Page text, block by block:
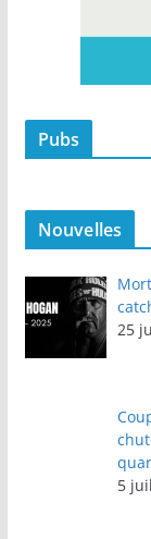
Pubs
Nouvelles
25
5